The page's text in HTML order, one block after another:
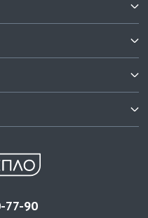
77-90